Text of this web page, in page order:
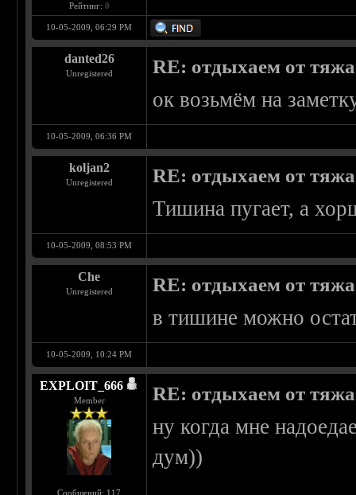
Рейтинг: 0
10-05-2009, 06:29 PM
danted26
Unregistered RE: отдыхаем от
ок возьмём на
10-05-2009, 06:36 PM
koljan2
Unregistered RE: отдыхаем от
Тишина пугает, а
10-05-2009, 08:53 PM
Che
Unregistered RE: отдыхаем от
в тишине можно
10-05-2009, 10:24 PM
EXPLOIT_666
Member
Сообщений: 117
RE: отдыхаем от
ну когда мне
дум))